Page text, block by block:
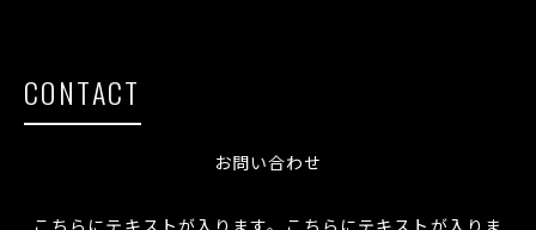
CONTACT
お問い合わせ
こちらにテキストが入ります。こちらにテキストが入りま